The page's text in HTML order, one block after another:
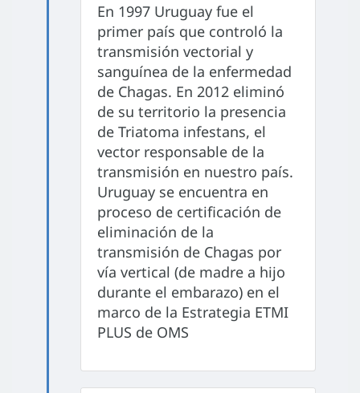
En 1997 Uruguay fue el
primer país que controló la
transmisión vectorial y
sanguínea de la enfermedad
de Chagas. En 2012 eliminó
de su territorio la presencia
de Triatoma infestans, el
vector responsable de la
transmisión en nuestro país.
Uruguay se encuentra en
proceso de certificación de
eliminación de la
transmisión de Chagas por
vía vertical (de madre a hijo
durante el embarazo) en el
marco de la Estrategia ETMI
PLUS de OMS